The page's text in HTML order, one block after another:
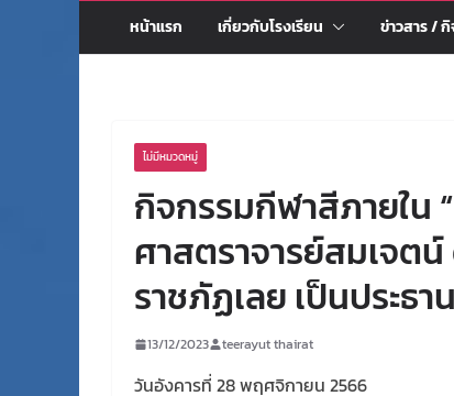
หน้าแรก เกี่ยวกับโรงเรียน ข่าวสาร /
ไม่มีหมวดหมู่
กิจกรรมกีฬาสีภายใน
ศาสตราจารย์สมเจต
ราชภัฏเลย เป็นประธ
13/12/2023 teerayut thairat
วันอังคารที่ 28 พฤศจิกายน 2566